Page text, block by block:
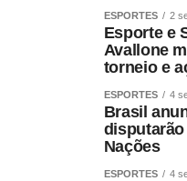
ESPORTES 2
Esporte e
Avallone
torneio e
ESPORTES 4
Brasil
disputarão
Nações
ESPORTES 4